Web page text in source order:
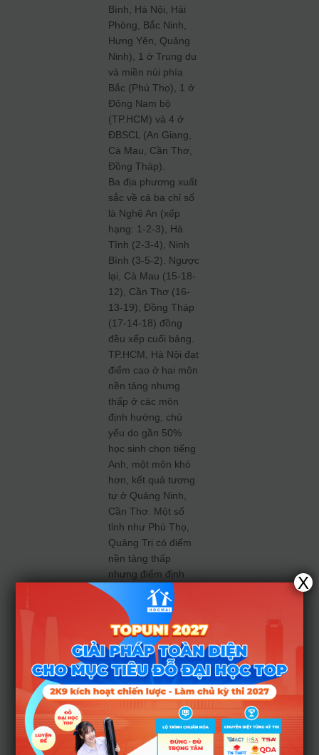
Bình, Hà Nội, Hải
Phòng, Bắc Ninh,
Hưng Yên, Quảng
Ninh), 1 ở Trung du
và miền núi phía
Bắc (Phú Thọ), 1 ở
Đông Nam bộ
(TP.HCM) và 4 ở
ĐBSCL (An Giang,
Cà Mau, Cần Thơ,
Đồng Tháp).
Ba địa phương xuất
sắc về cả ba chỉ số
là Nghệ An (xếp
hạng: 1-2-3), Hà
Tĩnh (2-3-4), Ninh
Bình (3-5-2). Ngược
lại, Cà Mau (15-18-
12), Cần Thơ (16-
13-19), Đồng Tháp
(17-14-18) đồng
đều xếp cuối bảng.
TP.HCM, Hà Nội đạt
điểm cao ở hai môn
nền tảng nhưng
thấp ở các môn
định hướng, chủ
yếu do gần 50%
học sinh chọn tiếng
Anh, một môn khó
hơn, kết quả tương
tự ở Quảng Ninh,
Cần Thơ. Một số
tỉnh như Phú Thọ,
Quảng Trị có điểm
nền tảng thấp
nhưng điểm định
hướng cao nhờ ít
học sinh dự thi
ngoại ngữ.
Ở nhóm dưới, chủ
yếu là vùng núi phía
Bắc (7/8 địa
phương) cùng Nam
Trung bộ, Tây
Nguyên (6/6), Đông
Nam bộ (2/3),
ĐBSCL có Vĩnh
X